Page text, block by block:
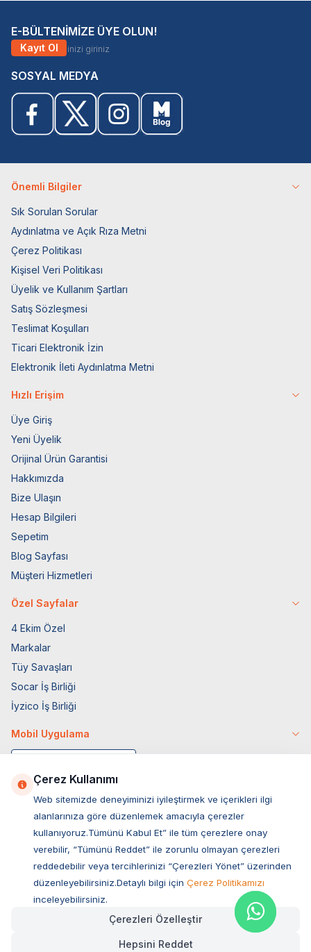
E-BÜLTENİMİZE ÜYE OLUN!
Kayıt Ol
SOSYAL MEDYA
Önemli Bilgiler
Sık Sorulan Sorular
Aydınlatma ve Açık Rıza Metni
Çerez Politikası
Kişisel Veri Politikası
Üyelik ve Kullanım Şartları
Satış Sözleşmesi
Teslimat Koşulları
Ticari Elektronik İzin
Elektronik İleti Aydınlatma Metni
Hızlı Erişim
Üye Giriş
Yeni Üyelik
Orijinal Ürün Garantisi
Hakkımızda
Bize Ulaşın
Hesap Bilgileri
Sepetim
Blog Sayfası
Müşteri Hizmetleri
Özel Sayfalar
4 Ekim Özel
Markalar
Tüy Savaşları
Socar İş Birliği
İyzico İş Birliği
Mobil Uygulama
Müşteri Hizmetleri
Sıkça Sorulan Sorular
Çerez Kullanımı
Web sitemizde deneyiminizi iyileştirmek ve içerikleri ilgi
alanlarınıza göre düzenlemek amacıyla çerezler
kullanıyoruz.Tümünü Kabul Et” ile tüm çerezlere onay
verebilir, “Tümünü Reddet” ile zorunlu olmayan çerezleri
reddedebilir veya tercihlerinizi “Çerezleri Yönet” üzerinden
düzenleyebilirsiniz.Detaylı bilgi için Çerez Politikamızı
inceleyebilirsiniz.
Çerezleri Özelleştir
Hepsini Reddet